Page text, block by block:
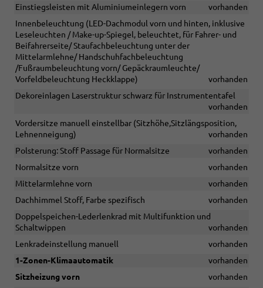
Einstiegsleisten mit Aluminiumeinlegern vorn
vorhanden
Innenbeleuchtung (LED-Dachmodul vorn und hinten, inklusive
Leseleuchten / Make-up-Spiegel, beleuchtet, für Fahrer- und
Beifahrerseite/ Staufachbeleuchtung unter der
Mittelarmlehne/ Handschuhfachbeleuchtung
/Fußraumbeleuchtung vorn/ Gepäckraumleuchte/
Vorfeldbeleuchtung Heckklappe)
vorhanden
Dekoreinlagen Laserstruktur schwarz für Instrumententafel
vorhanden
Vordersitze manuell einstellbar (Sitzhöhe,Sitzlängsposition,
Lehnenneigung)
vorhanden
Polsterung: Stoff Passage für Normalsitze
vorhanden
Normalsitze vorn
vorhanden
Mittelarmlehne vorn
vorhanden
Dachhimmel Stoff, Farbe spezifisch
vorhanden
Doppelspeichen-Lederlenkrad mit Multifunktion und
Schaltwippen
vorhanden
Lenkradeinstellung manuell
vorhanden
1-Zonen-Klimaautomatik
vorhanden
Sitzheizung vorn
vorhanden